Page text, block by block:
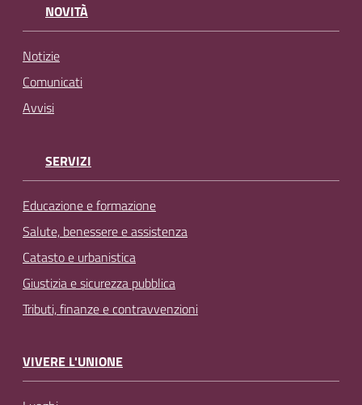
NOVITÀ
Notizie
Comunicati
Avvisi
SERVIZI
Educazione e formazione
Salute, benessere e assistenza
Catasto e urbanistica
Giustizia e sicurezza pubblica
Tributi, finanze e contravvenzioni
VIVERE L'UNIONE